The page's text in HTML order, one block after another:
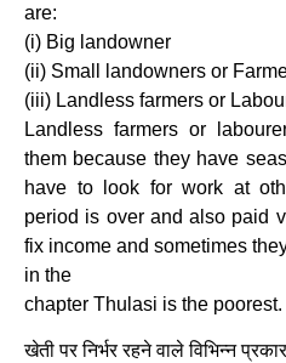
are:
(i) Big landowner
(ii) Small landowners or
(iii) Landless farmers or
Landless farmers or
them because they have
have to look for work at
period is over and also paid
fix income and sometimes
in the
chapter Thulasi is the poorest.
खेती पर निर्भर रहने वाले विभिन्न